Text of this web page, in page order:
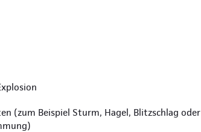
(zum Beispiel Sturm, Hagel, Blitzschlag oder